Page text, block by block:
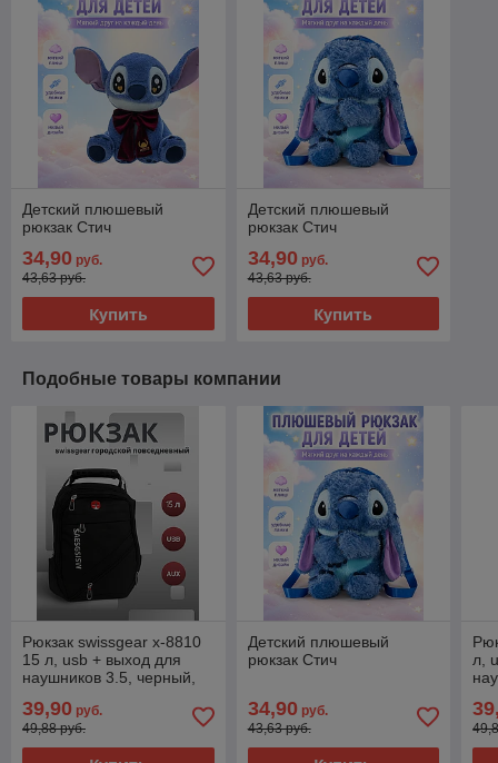
Детский плюшевый
рюкзак Стич
34,90 руб.
43,63 руб.
Купить
Детский плюшевый
рюкзак Стич
34,90 руб.
43,63 руб.
Купить
Подобные товары компании
Рюкзак swissgear х-8810
15 л, usb + выход для
наушников 3.5, черный,
ранец, спортивный
39,90 руб.
49,88 руб.
Детский плюшевый
рюкзак Стич
34,90 руб.
43,63 руб.
л,